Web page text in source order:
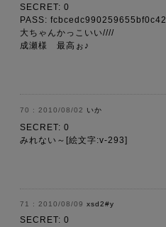
SECRET: 0
PASS:
大ちゃんかっこいい////
成瀬様 最高ぉ♪
2010/08/02 いか
SECRET: 0
みれない～[絵文字:v-293]
2010/08/09 xsd2#y
SECRET: 0